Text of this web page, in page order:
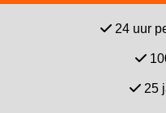
24 uur

25